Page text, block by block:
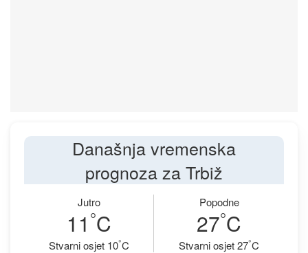
Današnja vremenska
prognoza za Trbiž
Jutro
11 °C
Stvarni osjet 10°C
Popodne
27°C
Stvarni osjet 27°C